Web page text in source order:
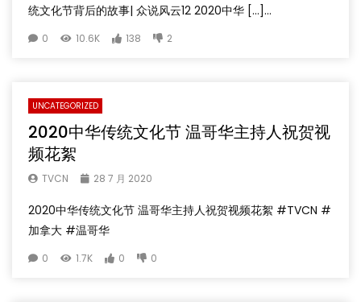
统文化节背后的故事| 众说风云12 2020中华 […]...
0 10.6K 138 2
UNCATEGORIZED
2020中华传统文化节 温哥华主持人祝贺视
频花絮
TVCN 28 7 月 2020
2020中华传统文化节 温哥华主持人祝贺视频花絮 #TVCN #
加拿大 #温哥华
0 1.7K 0 0